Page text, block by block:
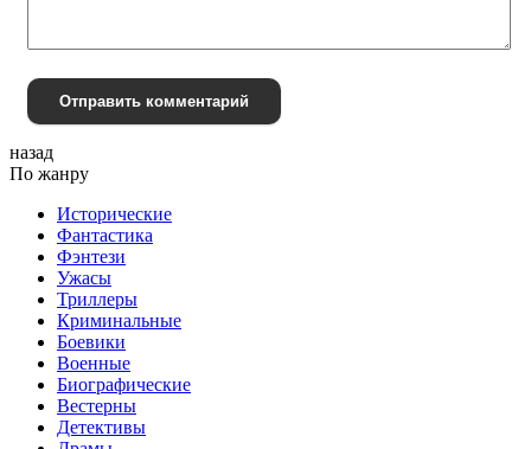
Отправить комментарий
назад
По жанру
Исторические
Фантастика
Фэнтези
Ужасы
Триллеры
Криминальные
Боевики
Военные
Биографические
Вестерны
Детективы